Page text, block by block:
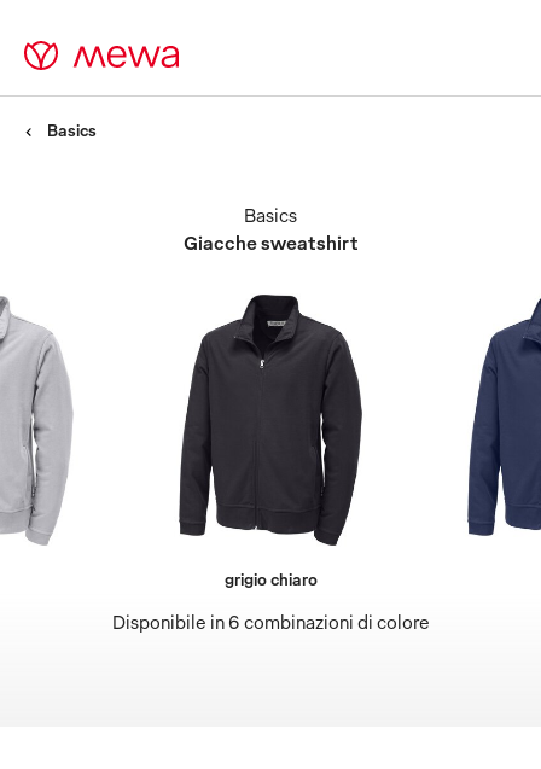
Basics
Giacche sweatshirt
Basics
Disponibile in 6 combinazioni di colore
grigio chiaro